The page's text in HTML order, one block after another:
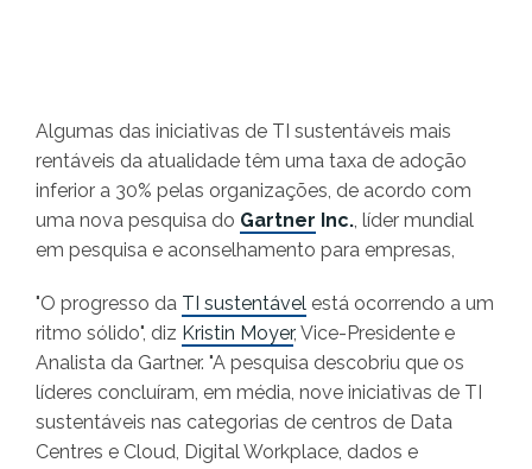
Algumas das iniciativas de TI sustentáveis mais
rentáveis da atualidade têm uma taxa de adoção
inferior a 30% pelas organizações, de acordo com
uma nova pesquisa do Gartner Inc., líder mundial
em pesquisa e aconselhamento para empresas,
"O progresso da TI sustentável está ocorrendo a um
ritmo sólido", diz Kristin Moyer, Vice-Presidente e
Analista da Gartner. "A pesquisa descobriu que os
líderes concluíram, em média, nove iniciativas de TI
sustentáveis nas categorias de centros de Data
Centres e Cloud, Digital Workplace, dados e